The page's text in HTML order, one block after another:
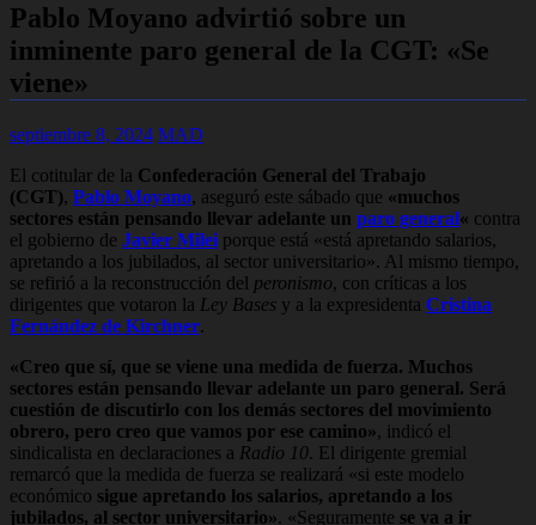
Pablo Moyano advirtió sobre un
inminente paro general de la CGT: «Se
viene»
septiembre 8, 2024 MAD
El cotitular de la Confederación General del Trabajo
(CGT), Pablo Moyano, aseguró este sábado que «muchos
sectores están pensando llevar adelante un paro general« contra
el gobierno de Javier Milei porque está «está apretando salarios,
apretando a los jubilados, al sector universitario». Al mismo tiempo,
se refirió a la reconstrucción del peronismo, con críticas a los
dirigentes que votaron la Ley Bases y a la expresidenta Cristina
Fernández de Kirchner.
«Creo que sí, que se viene una medida de fuerza. Muchos
sectores están pensando llevar adelante un paro general. Será
cuestión de discutirlo con los demás sectores del movimiento
obrero, pero creo que vamos por ese camino», indicó el
sindicalista en declaraciones a Radio 10. El dirigente gremial
remarcó que la medida de fuerza se realizará «si este modelo
económico sigue apretando los salarios, apretando a los
jubilados, al sector universitario». «Seguramente se va a ir